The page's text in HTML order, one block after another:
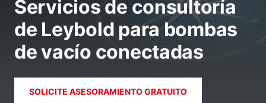
Servicios de consultoría
de Leybold para bombas
de vacío conectadas
SOLICITE ASESORAMIENTO GRATUITO